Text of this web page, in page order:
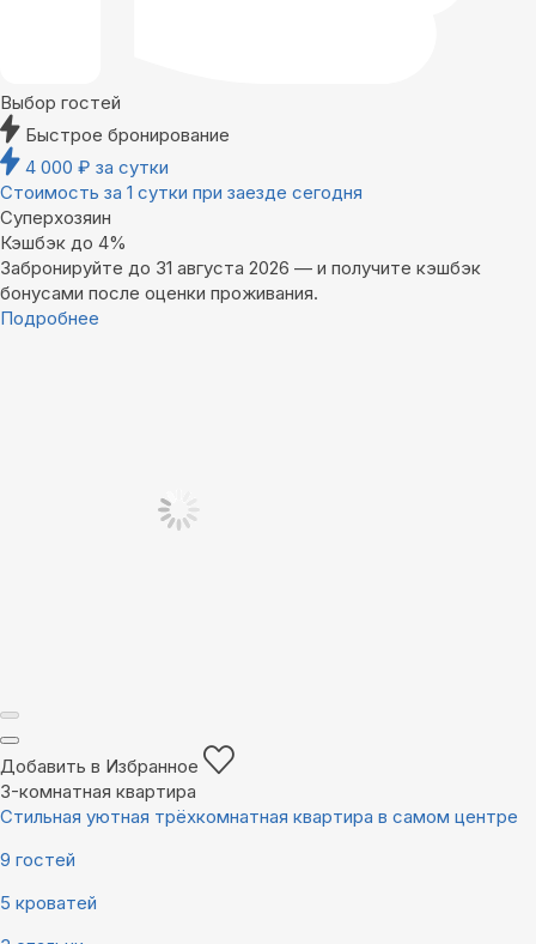
Выбор гостей
Быстрое бронирование
4 000 ₽ за сутки
Стоимость за 1 сутки при заезде сегодня
Суперхозяин
Кэшбэк до 4%
Забронируйте до 31 августа 2026 — и получите кэшбэк
бонусами после оценки проживания.
Подробнее
Добавить в Избранное
3-комнатная квартира
Стильная уютная трёхкомнатная квартира в самом центре
9 гостей
5 кроватей